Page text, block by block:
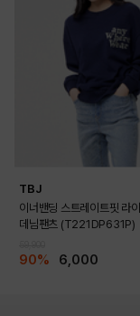
TBJ
이너밴딩 스트레이트핏 라
데님팬츠 (T221DP631P)
90% 6,000